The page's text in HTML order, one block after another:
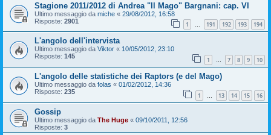
Stagione 2011/2012 di Andrea "Il Mago" Bargnani: cap. VI
Ultimo messaggio da miche « 29/08/2012, 16:58
Risposte: 2901 1 191 192 193 194
L'angolo dell'intervista
Ultimo messaggio da Viktor « 10/05/2012, 23:10
Risposte: 145 1 … 7 8 9 10
L'angolo delle statistiche dei Raptors (e del Mago)
Ultimo messaggio da folas « 01/02/2012, 14:36
Risposte: 235 1 … 13 14 15 16
Gossip
Ultimo messaggio da The Huge « 09/10/2011, 12:56
Risposte: 3